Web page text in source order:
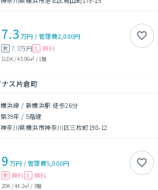
7.3 万円 /管理費2,000円
敷 7.3万円 礼 無料
1LDK/45.06㎡ / 1階
ス片倉町
横浜線 / 新横浜駅 徒歩26分
築39年 /5階建
神奈川県横浜市神奈川区三枚町198-12
9 万円 /管理費5,000円
敷 無料 礼 無料
2DK /44.2㎡ / 3階